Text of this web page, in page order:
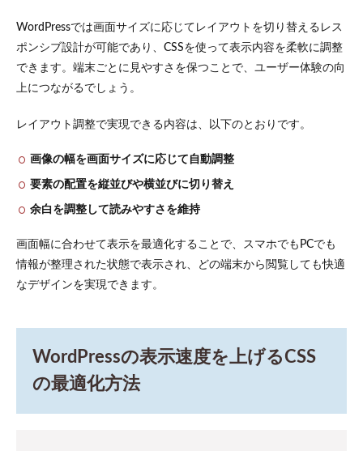
WordPressでは画面サイズに応じてレイアウトを切り替えるレス
ポンシブ設計が可能であり、CSSを使って表示内容を柔軟に調整
できます。端末ごとに見やすさを保つことで、ユーザー体験の向
上につながるでしょう。
レイアウト調整で実現できる内容は、以下のとおりです。
画像の幅を画面サイズに応じて自動調整
要素の配置を縦並びや横並びに切り替え
余白を調整して読みやすさを維持
画面幅に合わせて表示を最適化することで、スマホでもPCでも
情報が整理された状態で表示され、どの端末から閲覧しても快適
なデザインを実現できます。
WordPressの表示速度を上げるCSS
の最適化方法